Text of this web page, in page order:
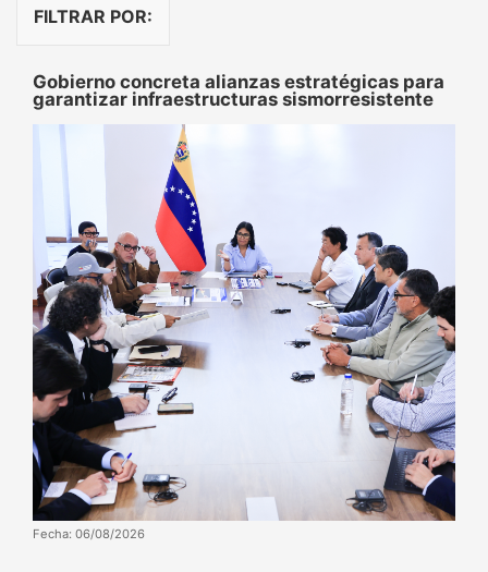
FILTRAR POR:
Gobierno concreta alianzas estratégicas para
garantizar infraestructuras sismorresistente
Fecha: 06/08/2026